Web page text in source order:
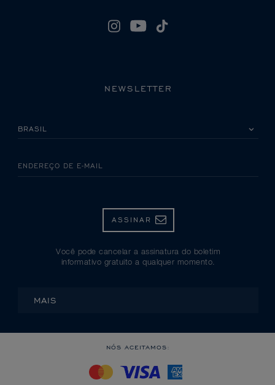
NEWSLETTER
ENDEREÇO DE E-MAIL
ASSINAR
Você pode cancelar a assinatura do boletim
informativo gratuito a qualquer momento.
MAIS
NÓS ACEITAMOS: